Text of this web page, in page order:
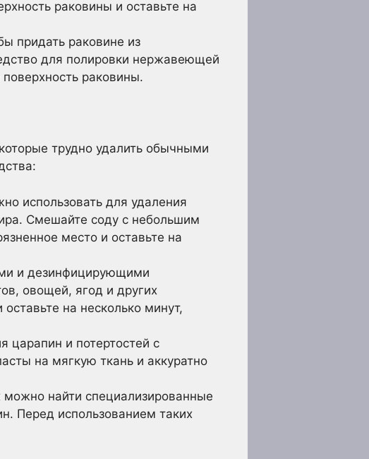
раковины и оставьте на
придать раковине из
для полировки нержавеющей
раковины.
трудно удалить обычными
использовать для удаления
Смешайте соду с небольшим
место и оставьте на
и дезинфицирующими
овощей, ягод и других
на несколько минут,
царапин и потертостей с
на мягкую ткань и аккуратно
можно найти специализированные
Перед использованием таких